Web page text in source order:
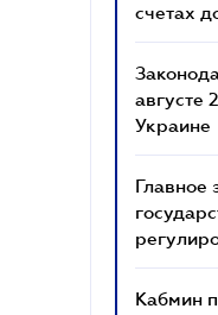
счетах
августе
Украине
Главное
Кабмин